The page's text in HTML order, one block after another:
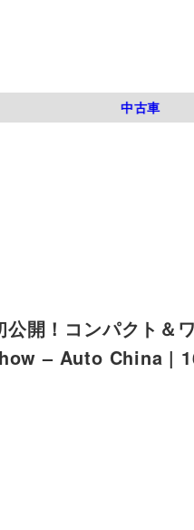
中古車
公開！コンパクト
– Auto China | 16